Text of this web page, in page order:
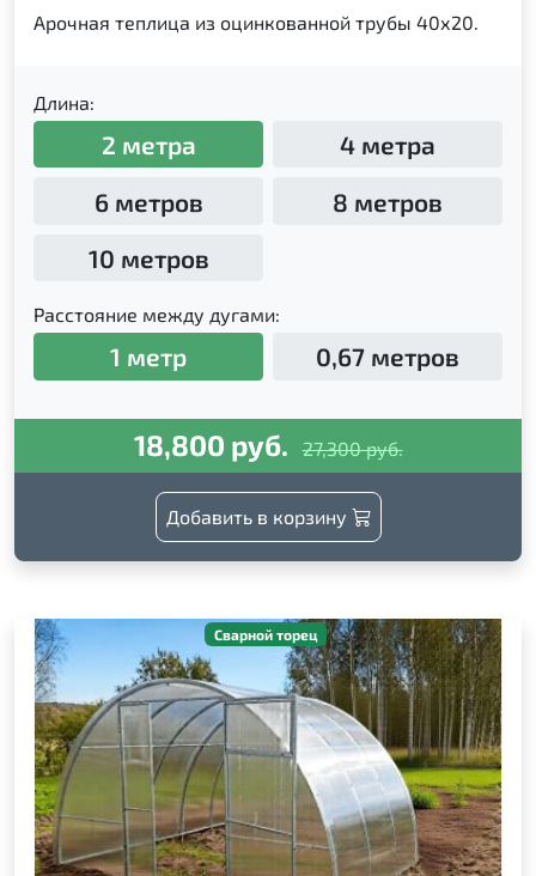
Арочная теплица из оцинкованной трубы 40х20.
Длина:
2 метра
4 метра
6 метров
8 метров
10 метров
Расстояние между дугами:
1 метр 0,67 метров
18,800 руб. 27,300 руб.
Добавить в корзину
Сварной торец